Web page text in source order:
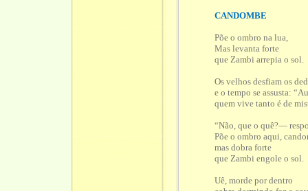
CANDOMBE
Põe o ombro na lua,
Mas levanta forte
que Zambi arrepia o sol.
Os velhos desfiam os
e o tempo se assusta:
quem vive tanto é de
“Não, que o quê?—
Põe o ombro aqui,
mas dobra forte
que Zambi engole o sol.
Uê, morde por dentro